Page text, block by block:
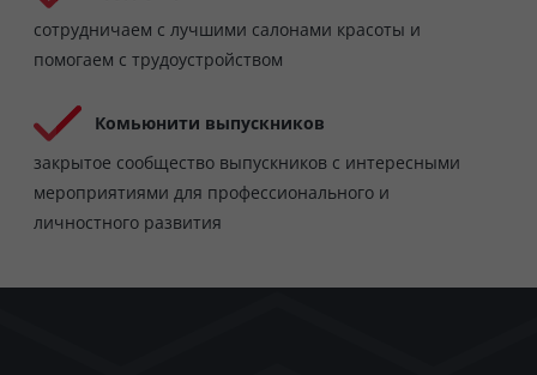
сотрудничаем с лучшими салонами красоты и
помогаем с трудоустройством
Комьюнити выпускников
закрытое сообщество выпускников с интересными
мероприятиями для профессионального и
личностного развития